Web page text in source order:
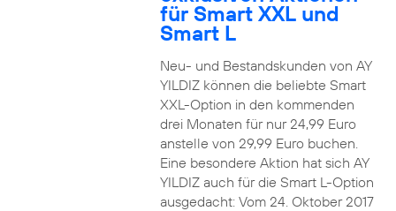
für Smart XXL und
Smart L
Neu- und Bestandskunden von AY
YILDIZ können die beliebte Smart
XXL-Option in den kommenden
drei Monaten für nur 24,99 Euro
anstelle von 29,99 Euro buchen.
Eine besondere Aktion hat sich AY
YILDIZ auch für die Smart L-Option
ausgedacht: Vom 24. Oktober 2017